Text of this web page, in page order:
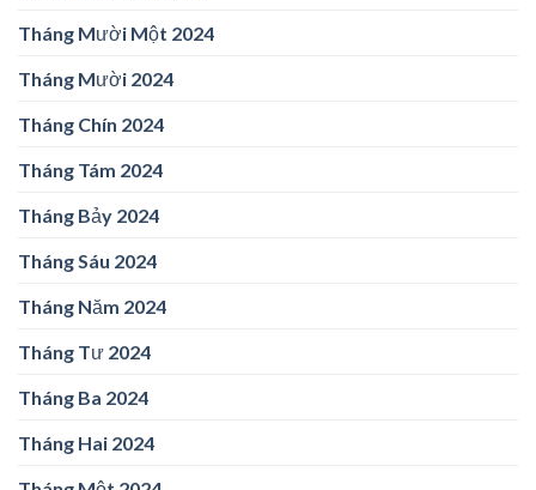
Tháng Mười Một 2024
Tháng Mười 2024
Tháng Chín 2024
Tháng Tám 2024
Tháng Bảy 2024
Tháng Sáu 2024
Tháng Năm 2024
Tháng Tư 2024
Tháng Ba 2024
Tháng Hai 2024